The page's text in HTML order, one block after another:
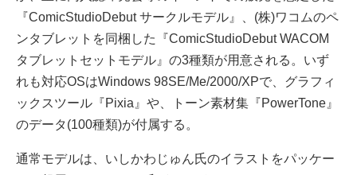
『ComicStudioDebut サークルモデル』、(株)ワコムのペ
ンタブレットを同梱した『ComicStudioDebut WACOM
タブレットセットモデル』の3種類が用意される。いず
れも対応OSはWindows 98SE/Me/2000/XPで、グラフィ
ックスツール『Pixia』や、トーン素材集『PowerTone』
のデータ(100種類)が付属する。
通常モデルは、いしかわじゅん氏のイラストをパッケー